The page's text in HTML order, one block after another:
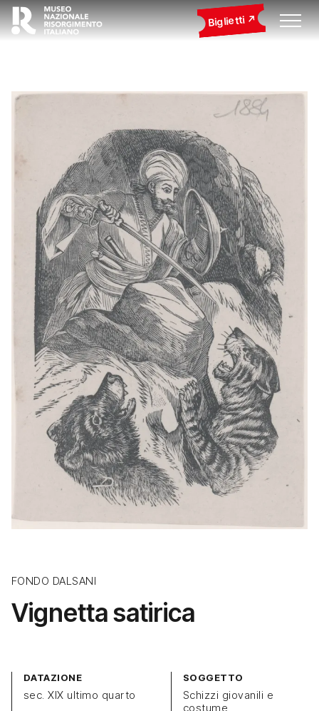
Biglietti
FONDO DALSANI
Vignetta satirica
DATAZIONE
sec. XIX ultimo quarto
SOGGETTO
Schizzi giovanili e
costume